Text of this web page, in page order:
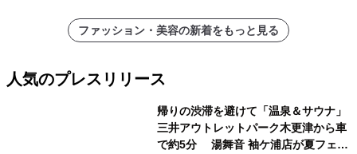
ファッション・美容の新着をもっと見る
人気のプレスリリース
帰りの渋滞を避けて「温泉＆サウナ」
三井アウトレットパーク木更津から車
で約5分 湯舞音 袖ケ浦店が夏フェア